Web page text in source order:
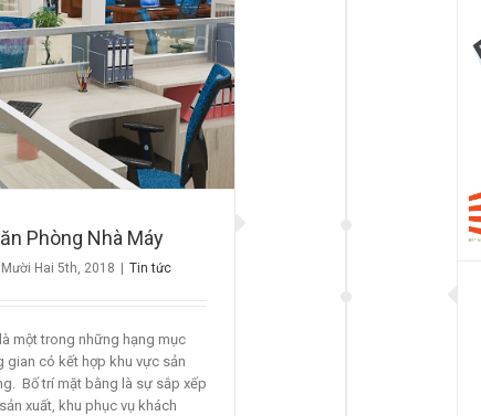
Phòng Nhà Máy
Hai 5th, 2018 Tin tức
một trong những hạng mục
gian có kết hợp khu vực sản
Bố trí mặt bằng là sự sắp xếp
xuất, khu phục vụ khách
Mẫu Thiết Kế Văn Phòng Nhỏ Mà TiCo
Thực Hiện
Tin tức